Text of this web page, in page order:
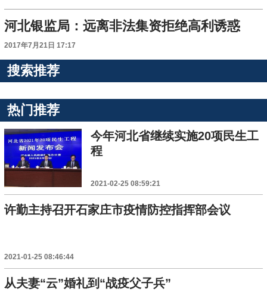
河北银监局：远离非法集资拒绝高利诱惑
2017年7月21日 17:17
搜索推荐
热门推荐
今年河北省继续实施20项民生工
程
2021-02-25 08:59:21
许勤主持召开石家庄市疫情防控指挥部会议
2021-01-25 08:46:44
从夫妻“云”婚礼到“战疫父子兵”